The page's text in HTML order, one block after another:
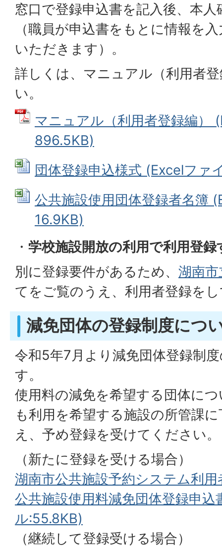
窓口で登録申込書を記入後、本
（職員が申込書をもとに情報を
いただきます）。
詳しくは、マニュアル（利用者
い。
マニュアル（利用者登録編）
896.5KB)
団体登録申込様式 (Excelファ
公共施設使用団体登録者名簿
16.9KB)
・ 学校施設開放の利用で利用登録
別に登録要件があるため、 湖南
てをご覧のうえ、利用者登録を
減免団体の登録制度につ
令和5年7月より減免団体登録制
す。
使用料の減免を希望する団体に
も利用を希望する施設の所管課
え、予め登録を受けてください。
（新たに登録を受ける場合）
湖南市公共施設予約システム利
公共施設使用料減免団体登録申
ル:55.8KB)
（継続して登録受ける場合）